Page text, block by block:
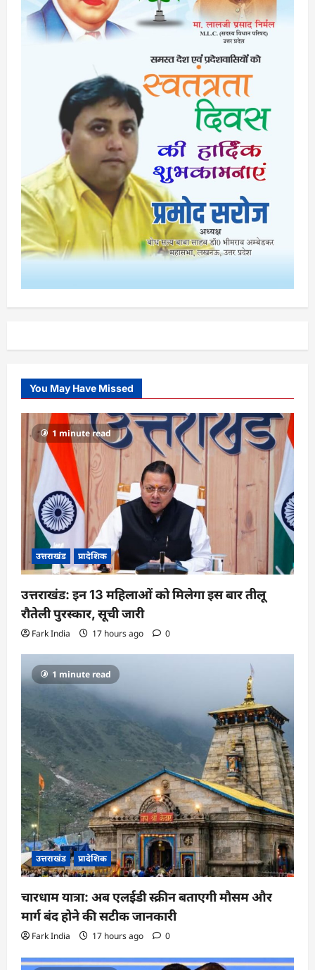
You May Have Missed
1 minute read
उत्तराखंड प्रादेशिक
उत्तराखंड: इन 13 महिलाओं को मिलेगा इस बार तीलू
रौतेली पुरस्कार, सूची जारी
Fark India 17 hours ago 0
1 minute read
उत्तराखंड प्रादेशिक
चारधाम यात्रा: अब एलईडी स्क्रीन बताएगी मौसम और
मार्ग बंद होने की सटीक जानकारी
Fark India 17 hours ago 0